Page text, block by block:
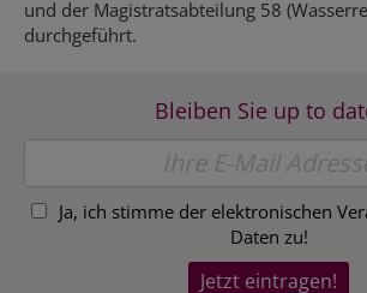
und der Magistratsabteilung 58
durchgeführt.
Bleiben Sie up to
Ja, ich stimme der elektronischen
Daten zu!